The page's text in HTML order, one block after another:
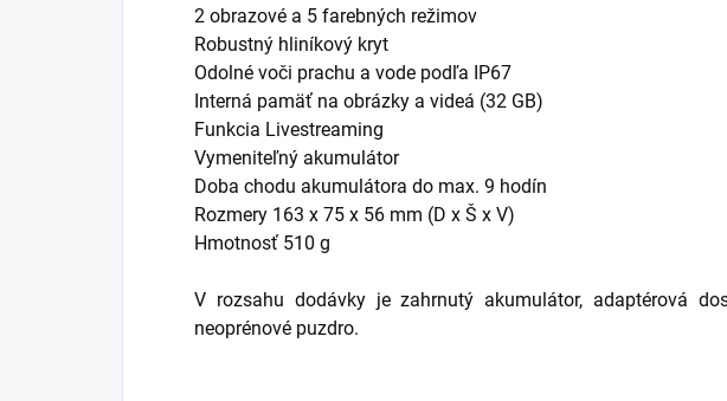
2 obrazové a 5 farebných režimov
Robustný hliníkový kryt
Odolné voči prachu a vode podľa IP67
Interná pamäť na obrázky a videá (32 GB)
Funkcia Livestreaming
Vymeniteľný akumulátor
Doba chodu akumulátora do max. 9 hodín
Rozmery 163 x 75 x 56 mm (D x Š x V)
Hmotnosť 510 g
V rozsahu dodávky je zahrnutý akumulátor, adaptérová
neoprénové puzdro.